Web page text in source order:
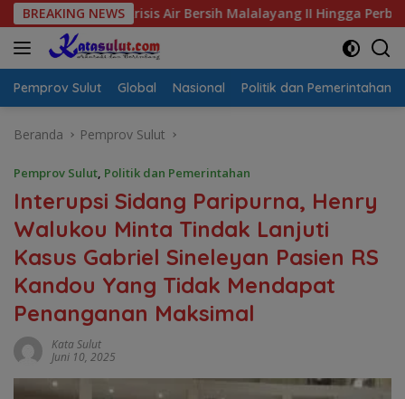
Langsung
ke
konten
BREAKING NEWS
Krisis Air Bersih Malalayang II Hingga Perbaikan
Pemprov Sulut Global Nasional Politik dan Pemerintahan
Beranda Pemprov Sulut
Pemprov Sulut, Politik dan Pemerintahan
Interupsi Sidang Paripurna, Henry
Walukou Minta Tindak Lanjuti
Kasus Gabriel Sineleyan Pasien RS
Kandou Yang Tidak Mendapat
Penanganan Maksimal
Kata Sulut
Juni 10, 2025